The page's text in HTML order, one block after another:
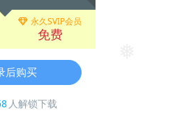
永久SVIP会员
免费
后购买
人解锁下载